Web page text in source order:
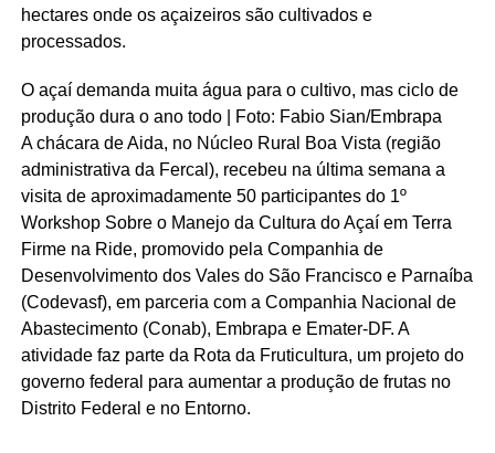
hectares onde os açaizeiros são cultivados e
processados.
O açaí demanda muita água para o cultivo, mas ciclo de
produção dura o ano todo | Foto: Fabio Sian/Embrapa
A chácara de Aida, no Núcleo Rural Boa Vista (região
administrativa da Fercal), recebeu na última semana a
visita de aproximadamente 50 participantes do 1º
Workshop Sobre o Manejo da Cultura do Açaí em Terra
Firme na Ride, promovido pela Companhia de
Desenvolvimento dos Vales do São Francisco e Parnaíba
(Codevasf), em parceria com a Companhia Nacional de
Abastecimento (Conab), Embrapa e Emater-DF. A
atividade faz parte da Rota da Fruticultura, um projeto do
governo federal para aumentar a produção de frutas no
Distrito Federal e no Entorno.